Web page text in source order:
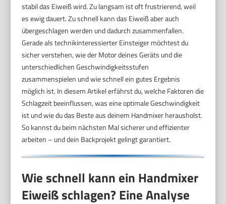
stabil das Eiweiß wird. Zu langsam ist oft frustrierend, weil
es ewig dauert. Zu schnell kann das Eiweiß aber auch
übergeschlagen werden und dadurch zusammenfallen.
Gerade als technikinteressierter Einsteiger möchtest du
sicher verstehen, wie der Motor deines Geräts und die
unterschiedlichen Geschwindigkeitsstufen
zusammenspielen und wie schnell ein gutes Ergebnis
möglich ist. In diesem Artikel erfährst du, welche Faktoren die
Schlagzeit beeinflussen, was eine optimale Geschwindigkeit
ist und wie du das Beste aus deinem Handmixer herausholst.
So kannst du beim nächsten Mal sicherer und effizienter
arbeiten – und dein Backprojekt gelingt garantiert.
Wie schnell kann ein Handmixer
Eiweiß schlagen? Eine Analyse